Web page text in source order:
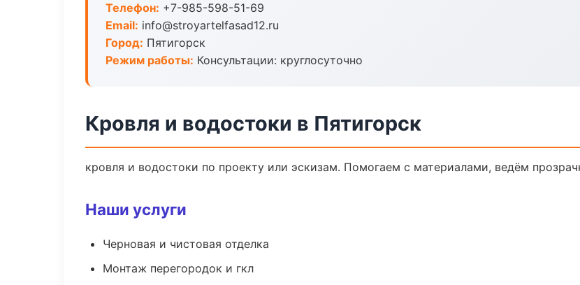
Телефон: +7-985-598-51-69
Email: info@stroyartelfasad12.ru
Город: Пятигорск
Режим работы: Консультации: круглосуточно
Кровля и водостоки в Пятигорск
кровля и водостоки по проекту или эскизам. Помогаем с материалами, ведём
Наши услуги
Черновая и чистовая отделка
Монтаж перегородок и гкл